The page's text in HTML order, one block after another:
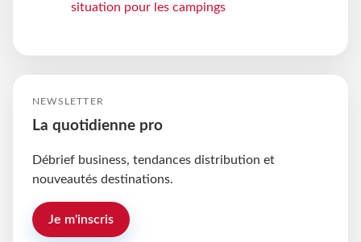
situation pour les campings
NEWSLETTER
La quotidienne pro
Débrief business, tendances distribution et
nouveautés destinations.
Je m'inscris